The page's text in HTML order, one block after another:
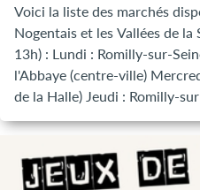
Voici la liste des marchés
Nogentais et les Vallées de la
13h) : Lundi : Romilly-sur-Seine (rue Carnot) Mardi : Plancy
l'Abbaye (centre-ville) Mercredi : Nogent-sur-Seine (Place
de la Halle) Jeudi : Romilly-sur-Seine (Place des Martyrs de
la Libération) Vendredi : Villenauxe-la-Grande (Rue du
Nogent-sur-Seine (Place de
(Place des Martyrs de la Libération) Dimanche :